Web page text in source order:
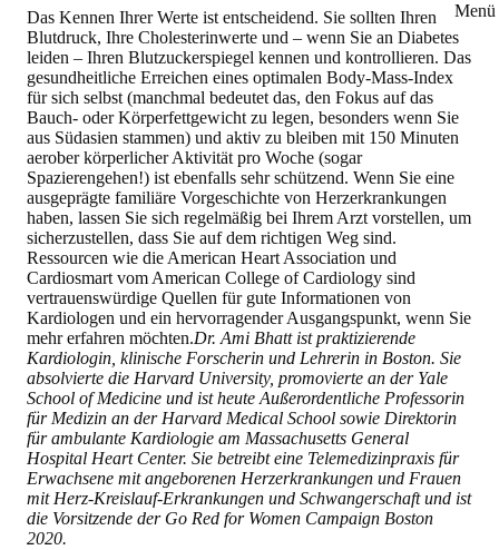
Menü
Das Kennen Ihrer Werte ist entscheidend. Sie sollten Ihren
Blutdruck, Ihre Cholesterinwerte und – wenn Sie an Diabetes
leiden – Ihren Blutzuckerspiegel kennen und kontrollieren. Das
gesundheitliche Erreichen eines optimalen Body-Mass-Index
für sich selbst (manchmal bedeutet das, den Fokus auf das
Bauch- oder Körperfettgewicht zu legen, besonders wenn Sie
aus Südasien stammen) und aktiv zu bleiben mit 150 Minuten
aerober körperlicher Aktivität pro Woche (sogar
Spazierengehen!) ist ebenfalls sehr schützend. Wenn Sie eine
ausgeprägte familiäre Vorgeschichte von Herzerkrankungen
haben, lassen Sie sich regelmäßig bei Ihrem Arzt vorstellen, um
sicherzustellen, dass Sie auf dem richtigen Weg sind.
Ressourcen wie die American Heart Association und
Cardiosmart vom American College of Cardiology sind
vertrauenswürdige Quellen für gute Informationen von
Kardiologen und ein hervorragender Ausgangspunkt, wenn Sie
mehr erfahren möchten.Dr. Ami Bhatt ist praktizierende
Kardiologin, klinische Forscherin und Lehrerin in Boston. Sie
absolvierte die Harvard University, promovierte an der Yale
School of Medicine und ist heute Außerordentliche Professorin
für Medizin an der Harvard Medical School sowie Direktorin
für ambulante Kardiologie am Massachusetts General
Hospital Heart Center. Sie betreibt eine Telemedizinpraxis für
Erwachsene mit angeborenen Herzerkrankungen und Frauen
mit Herz-Kreislauf-Erkrankungen und Schwangerschaft und ist
die Vorsitzende der Go Red for Women Campaign Boston
2020.